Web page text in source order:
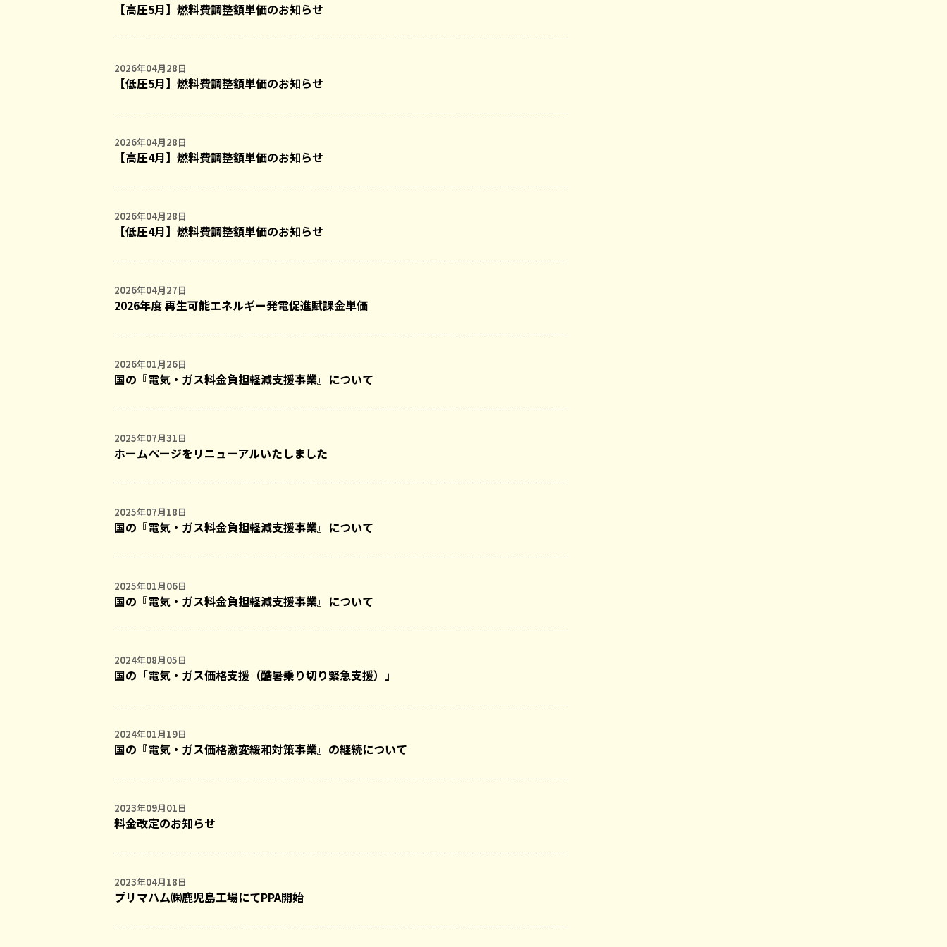
【高圧5月】燃料費調整額単価のお知らせ
2026年04月28日
【低圧5月】燃料費調整額単価のお知らせ
2026年04月28日
【高圧4月】燃料費調整額単価のお知らせ
2026年04月28日
【低圧4月】燃料費調整額単価のお知らせ
2026年04月27日
2026年度 再生可能エネルギー発電促進賦課金単価
2026年01月26日
国の『電気・ガス料金負担軽減支援事業』について
2025年07月31日
ホームページをリニューアルいたしました
2025年07月18日
国の『電気・ガス料金負担軽減支援事業』について
2025年01月06日
国の『電気・ガス料金負担軽減支援事業』について
2024年08月05日
国の「電気・ガス価格支援（酷暑乗り切り緊急支援）」
2024年01月19日
国の『電気・ガス価格激変緩和対策事業』の継続について
2023年09月01日
料金改定のお知らせ
2023年04月18日
プリマハム㈱鹿児島工場にてPPA開始